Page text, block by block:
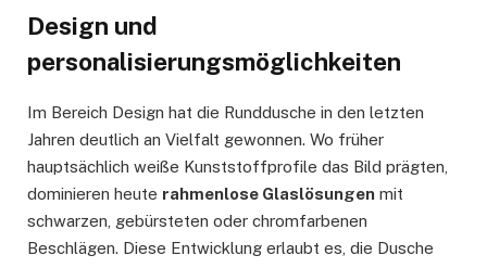
Design und
personalisierungsmöglichkeiten
Im Bereich Design hat die Runddusche in den letzten
Jahren deutlich an Vielfalt gewonnen. Wo früher
hauptsächlich weiße Kunststoffprofile das Bild prägten,
dominieren heute rahmenlose Glaslösungen mit
schwarzen, gebürsteten oder chromfarbenen
Beschlägen. Diese Entwicklung erlaubt es, die Dusche